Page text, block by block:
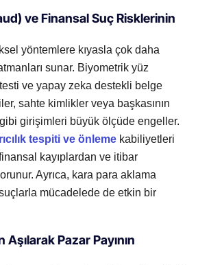
ve Finansal Suç Risklerinin
yöntemlere kıyasla çok daha
sunar. Biyometrik yüz
ve yapay zeka destekli belge
sahte kimlikler veya başkasının
girişimleri büyük ölçüde engeller.
tespiti ve önleme kabiliyetleri
kayıplardan ve itibar
Ayrıca, kara para aklama
mücadelede de etkin bir
Pazar Payının